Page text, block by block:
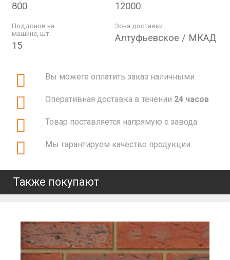
800 12000
Поддонов на
машине, шт.
15
Зона доставки
Алтуфьевское / МКАД
Вы можете оплатить заказ наличными
Оперативная доставка в течении 24 часов
Товар поставляется напрямую с завода
Мы гарантируем качество продукции
Также покупают